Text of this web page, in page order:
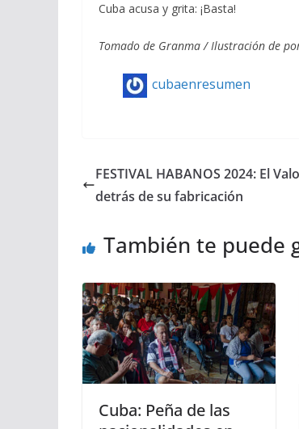
Cuba acusa y grita: ¡Basta!
Tomado de Granma / Ilustración de
cubaenresumen
FESTIVAL HABANOS 2024: El
detrás de su fabricación
También te puede
Cuba: Peña de las